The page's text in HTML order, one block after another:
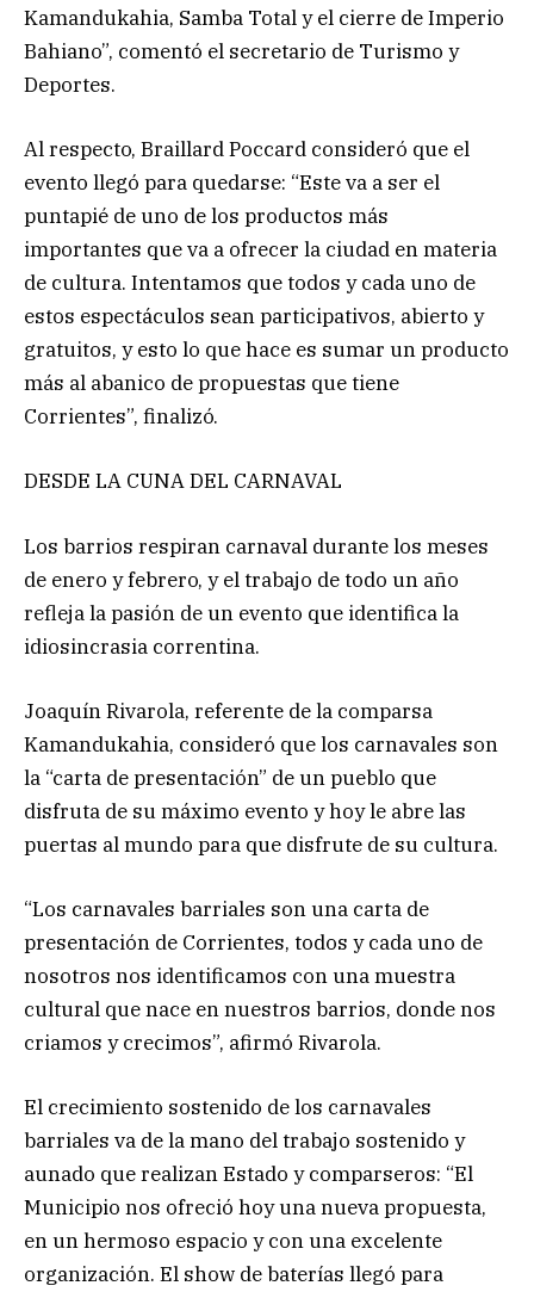
Kamandukahia, Samba Total y el cierre de Imperio
Bahiano”, comentó el secretario de Turismo y
Deportes.
Al respecto, Braillard Poccard consideró que el
evento llegó para quedarse: “Este va a ser el
puntapié de uno de los productos más
importantes que va a ofrecer la ciudad en materia
de cultura. Intentamos que todos y cada uno de
estos espectáculos sean participativos, abierto y
gratuitos, y esto lo que hace es sumar un producto
más al abanico de propuestas que tiene
Corrientes”, finalizó.
DESDE LA CUNA DEL CARNAVAL
Los barrios respiran carnaval durante los meses
de enero y febrero, y el trabajo de todo un año
refleja la pasión de un evento que identifica la
idiosincrasia correntina.
Joaquín Rivarola, referente de la comparsa
Kamandukahia, consideró que los carnavales son
la “carta de presentación” de un pueblo que
disfruta de su máximo evento y hoy le abre las
puertas al mundo para que disfrute de su cultura.
“Los carnavales barriales son una carta de
presentación de Corrientes, todos y cada uno de
nosotros nos identificamos con una muestra
cultural que nace en nuestros barrios, donde nos
criamos y crecimos”, afirmó Rivarola.
El crecimiento sostenido de los carnavales
barriales va de la mano del trabajo sostenido y
aunado que realizan Estado y comparseros: “El
Municipio nos ofreció hoy una nueva propuesta,
en un hermoso espacio y con una excelente
organización. El show de baterías llegó para